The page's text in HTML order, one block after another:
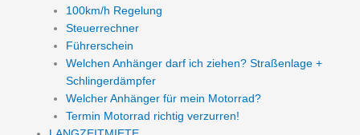
100km/h Regelung
Steuerrechner
Führerschein
Welchen Anhänger darf ich ziehen? Straßenlage +
Schlingerdämpfer
Welcher Anhänger für mein Motorrad?
Termin Motorrad richtig verzurren!